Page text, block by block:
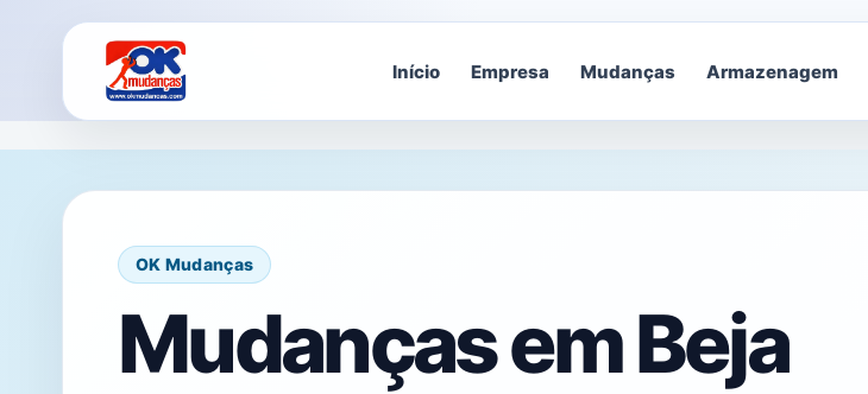
Início Empresa Mudanças Armazenagem
OK Mudanças
Mudanças em Beja